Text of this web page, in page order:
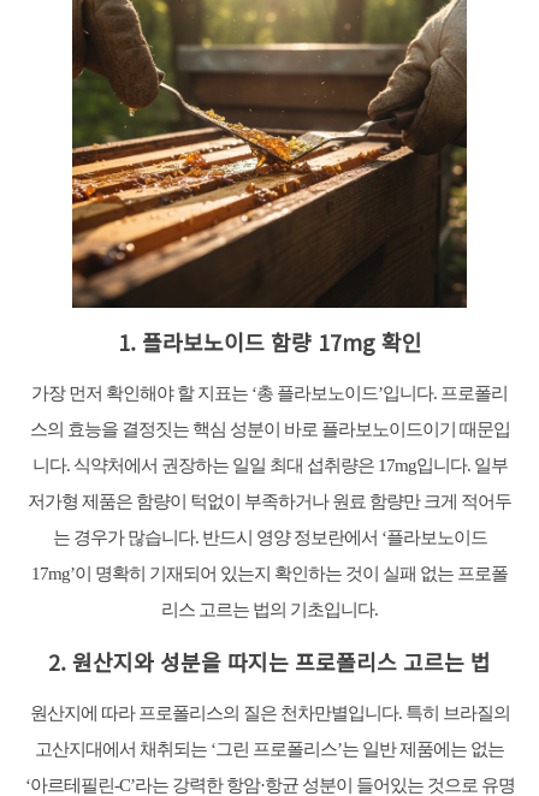
1. 플라보노이드 함량 17mg 확인
가장 먼저 확인해야 할 지표는 ‘총 플라보노이드’입니다. 프로폴리
스의 효능을 결정짓는 핵심 성분이 바로 플라보노이드이기 때문입
니다. 식약처에서 권장하는 일일 최대 섭취량은 17mg입니다. 일부
저가형 제품은 함량이 턱없이 부족하거나 원료 함량만 크게 적어두
는 경우가 많습니다. 반드시 영양 정보란에서 ‘플라보노이드
17mg’이 명확히 기재되어 있는지 확인하는 것이 실패 없는 프로폴
리스 고르는 법의 기초입니다.
2. 원산지와 성분을 따지는 프로폴리스 고르는 법
원산지에 따라 프로폴리스의 질은 천차만별입니다. 특히 브라질의
고산지대에서 채취되는 ‘그린 프로폴리스’는 일반 제품에는 없는
‘아르테필린-C’라는 강력한 항암·항균 성분이 들어있는 것으로 유명